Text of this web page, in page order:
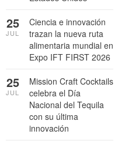
Ciencia e innovación
trazan la nueva ruta
alimentaria mundial en
Expo IFT FIRST 2026
25
JUL
Mission Craft Cocktails
celebra el Día
Nacional del Tequila
con su última
innovación
25
JUL